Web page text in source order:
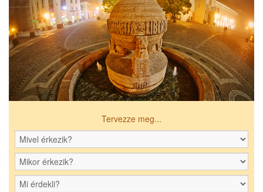
Tervezze meg...